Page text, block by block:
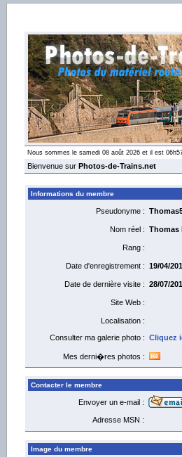
Nous sommes le samedi 08 août 2026 et il est
Bienvenue sur Photos-de-Trains.net
Informations du membre
Pseudonyme :
Nom réel : Thomas
Rang :
Date d'enregistrement : 19/04/
Date de dernière visite : 28/07/
Site Web :
Localisation :
Consulter ma galerie photo : Cliquez
Mes derni�res photos :
Contacter le membre
Envoyer un e-mail :
Adresse MSN :
Image du membre